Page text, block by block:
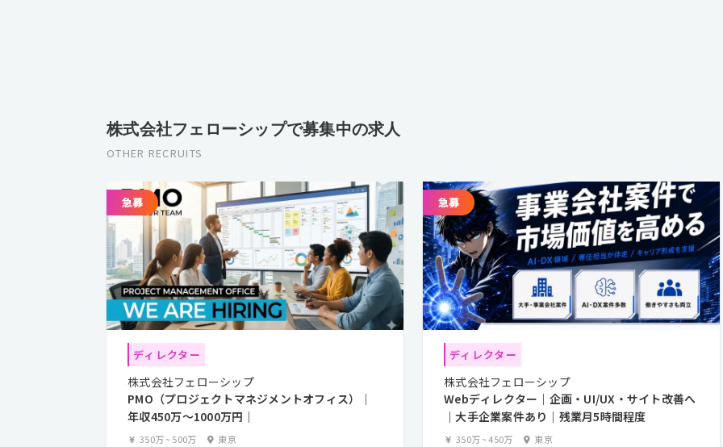
株式会社フェローシップで募集中の求人
OTHER RECRUITS
ディレクター
株式会社フェローシップ
PMO（プロジェクトマネジメントオフィス）｜
年収450万〜1000万円｜
350万~500万 東京
ディレクター
株式会社フェローシップ
Webディレクター｜企画・UI/UX・サイト改善へ
｜大手企業案件あり｜残業月5時間程度
350万~450万 東京